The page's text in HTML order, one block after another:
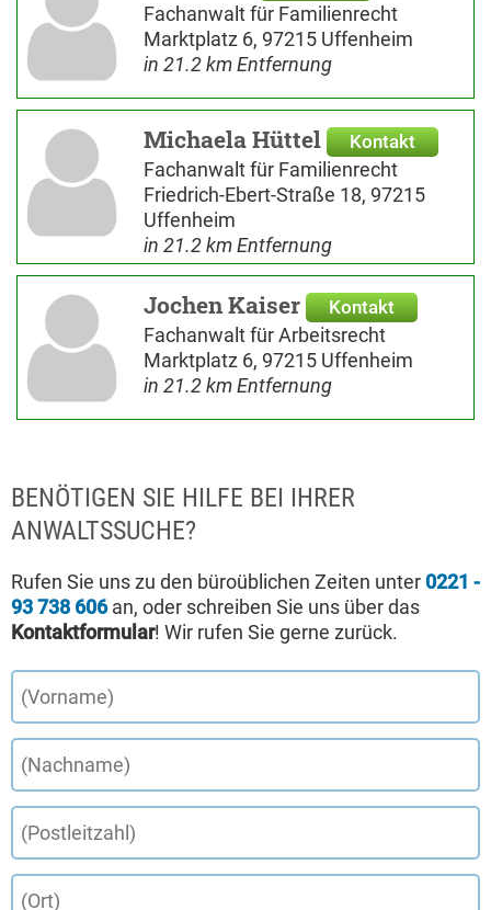
Fachanwalt für Familienrecht
Marktplatz 6, 97215 Uffenheim
in 21.2 km Entfernung
Michaela Hüttel Kontakt
Fachanwalt für Familienrecht
Friedrich-Ebert-Straße 18, 97215
Uffenheim
in 21.2 km Entfernung
Jochen Kaiser Kontakt
Fachanwalt für Arbeitsrecht
Marktplatz 6, 97215 Uffenheim
in 21.2 km Entfernung
BENÖTIGEN SIE HILFE BEI IHRER
ANWALTSSUCHE?
Rufen Sie uns zu den büroüblichen Zeiten unter 0221 -
93 738 606an, oder schreiben Sie uns über das
Kontaktformular! Wir rufen Sie gerne zurück.